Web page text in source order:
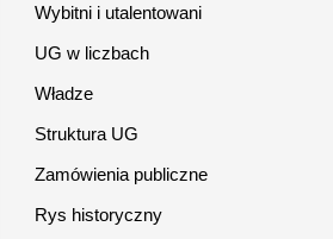
Wybitni i utalentowani
UG w liczbach
Władze
Struktura UG
Zamówienia publiczne
Rys historyczny